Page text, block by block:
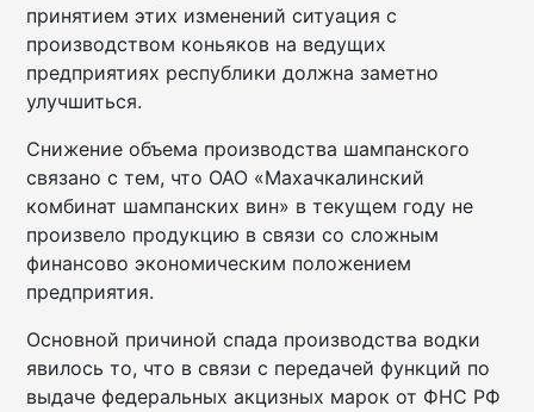
принятием этих изменений ситуация с
производством коньяков на ведущих
предприятиях республики должна заметно
улучшиться.
Снижение объема производства шампанского
связано с тем, что ОАО «Махачкалинский
комбинат шампанских вин» в текущем году не
произвело продукцию в связи со сложным
финансово экономическим положением
предприятия.
Основной причиной спада производства водки
явилось то, что в связи с передачей функций по
выдаче федеральных акцизных марок от ФНС РФ